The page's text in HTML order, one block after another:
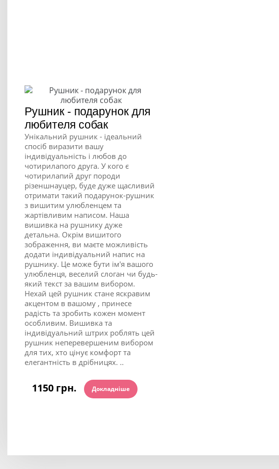
Рушник - подарунок для
любителя собак
Унікальний рушник - ідеальний
спосіб виразити вашу
індивідуальність і любов до
чотирилапого друга. У кого є
чотирилапий друг породи
різеншнауцер, буде дуже щасливий
отримати такий подарунок-рушник
з вишитим улюбленцем та
жартівливим написом. Наша
вишивка на рушнику дуже
детальна. Окрім вишитого
зображення, ви маєте можливість
додати індивідуальний напис на
рушнику. Це може бути ім'я вашого
улюбленця, веселий слоган чи будь-
який текст за вашим вибором.
Нехай цей рушник стане яскравим
акцентом в вашому , принесе
радість та зробить кожен момент
особливим. Вишивка та
індивідуальний штрих роблять цей
рушник неперевершеним вибором
для тих, хто цінує комфорт та
елегантність в дрібницях. ..
1150 грн. Докладніше